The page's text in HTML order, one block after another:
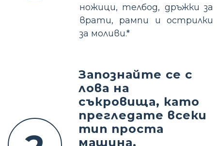
ножици, телбод, дръжки за
врати, рампи и острилки
за моливи.*
Запознайте се с
лова на
съкровища, като
прегледате всеки
тип проста
машина.